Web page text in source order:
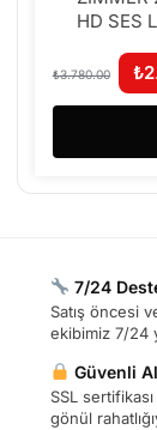
HD SES
₺3.780.00 ₺
7/24
Satış öncesi
ekibimiz 7/24
Güvenli
SSL
gönül